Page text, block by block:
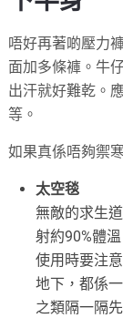
唔好再著啲壓力
面加多條褲。牛
出汗就好難乾。
等。
如果真係唔夠禦
太空毯
無敵的求生
射約90%體
使用時要注
地下，都係
之類隔一隔